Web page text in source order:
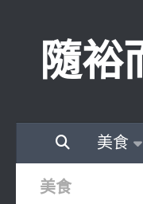
隨裕
美食
美食